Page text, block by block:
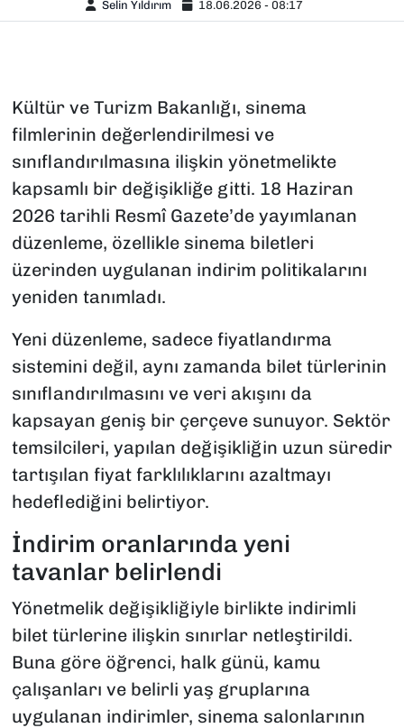
Selin Yıldırım 18.06.2026 - 08:17
Kültür ve Turizm Bakanlığı, sinema
filmlerinin değerlendirilmesi ve
sınıflandırılmasına ilişkin yönetmelikte
kapsamlı bir değişikliğe gitti. 18 Haziran
2026 tarihli Resmî Gazete’de yayımlanan
düzenleme, özellikle sinema biletleri
üzerinden uygulanan indirim politikalarını
yeniden tanımladı.
Yeni düzenleme, sadece fiyatlandırma
sistemini değil, aynı zamanda bilet türlerinin
sınıflandırılmasını ve veri akışını da
kapsayan geniş bir çerçeve sunuyor. Sektör
temsilcileri, yapılan değişikliğin uzun süredir
tartışılan fiyat farklılıklarını azaltmayı
hedeflediğini belirtiyor.
İndirim oranlarında yeni
tavanlar belirlendi
Yönetmelik değişikliğiyle birlikte indirimli
bilet türlerine ilişkin sınırlar netleştirildi.
Buna göre öğrenci, halk günü, kamu
çalışanları ve belirli yaş gruplarına
uygulanan indirimler, sinema salonlarının